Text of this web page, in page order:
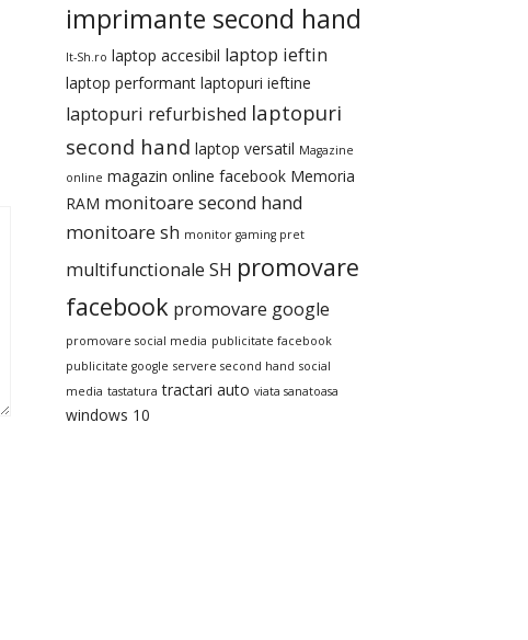
imprimante second hand
It-Sh.ro laptop accesibil laptop ieftin
laptop performant laptopuri ieftine
laptopuri refurbished laptopuri
second hand laptop versatil Magazine
online magazin online facebook Memoria
RAM monitoare second hand
monitoare sh monitor gaming pret
multifunctionale SH promovare
facebook promovare google
promovare social media publicitate facebook
publicitate google servere second hand social
media tastatura tractari auto viata sanatoasa
windows 10